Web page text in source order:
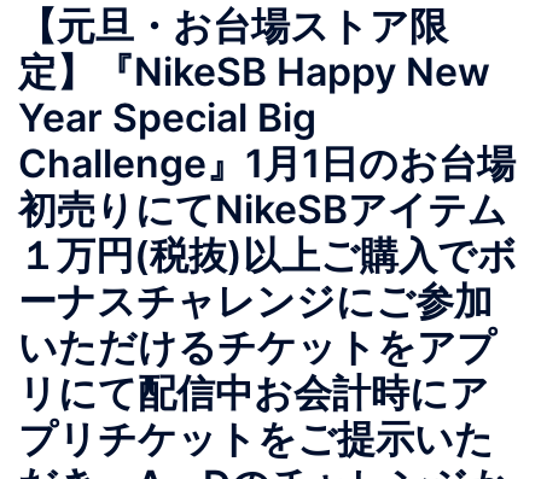
【元旦・お台場ストア限
定】『NikeSB Happy New
Year Special Big
Challenge』1月1日のお台場
初売りにてNikeSBアイテム
１万円(税抜)以上ご購入でボ
ーナスチャレンジにご参加
いただけるチケットをアプ
リにて配信中お会計時にア
プリチケットをご提示いた